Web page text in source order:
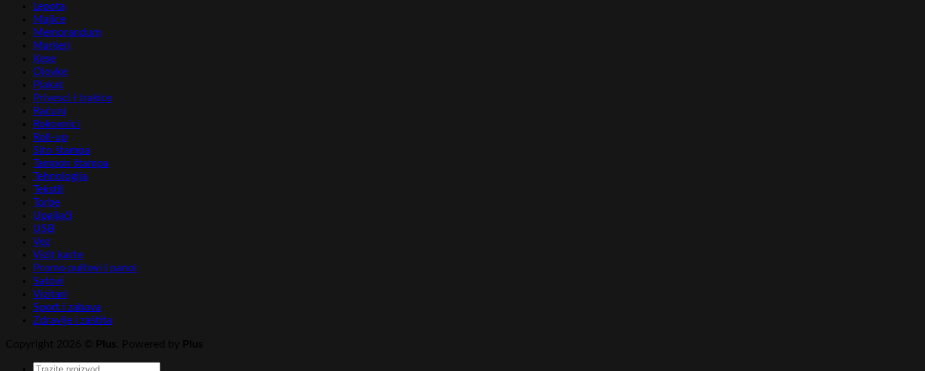
Lepota
Majice
Memorandum
Markeri
Kese
Olovke
Plakat
Privesci i trakice
Računi
Rokovnici
Roll-up
Sito štampa
Tampon štampa
Tehnologija
Tekstil
Torbe
Upaljači
USB
Vez
Vizit karte
Promo pultovi i panoi
Satovi
Vizitari
Sport i zabava
Zdravlje i zaštita
Pretraga